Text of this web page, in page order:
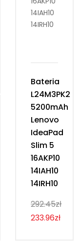
Bateria
L24M3PK2
5200mAh
Lenovo
IdeaPad
Slim 5
16AKP10
14IAH10
14IRH10
292.45zł
233.96zł